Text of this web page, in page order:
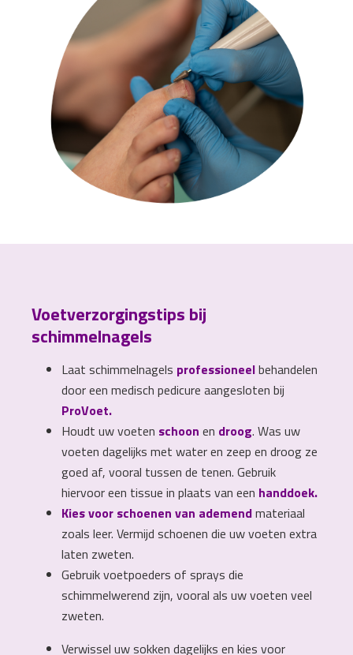
Voetverzorgingstips bij
schimmelnagels
Laat schimmelnagels professioneelbehandelen
door een medisch pedicure aangesloten bij
ProVoet.
Houdt uw voeten schoon en droog. Was uw
voeten dagelijks met water en zeep en droog ze
goed af, vooral tussen de tenen. Gebruik
hiervoor een tissue in plaats van een handdoek.
Kies voor schoenen van ademendmateriaal
zoals leer. Vermijd schoenen die uw voeten extra
laten zweten.
Gebruik voetpoeders of sprays die
schimmelwerend zijn, vooral als uw voeten veel
zweten.
Verwissel uw sokken dagelijks en kies voor